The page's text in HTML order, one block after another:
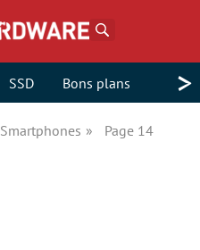
SSD Bons plans >
Smartphones Page 14